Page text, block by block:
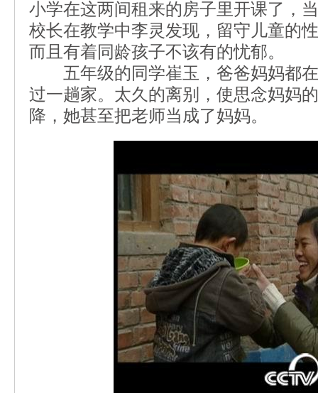
小学在这两间租来的房子里开课了，
校长在教学中李灵发现，留守儿童的
而且有着同龄孩子不该有的忧郁。
五年级的同学崔玉，爸爸妈妈都在
过一趟家。太久的离别，使思念妈妈
降，她甚至把老师当成了妈妈。